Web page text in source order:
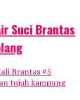
Suci Brantas
Brantas #5
tujuh kampung